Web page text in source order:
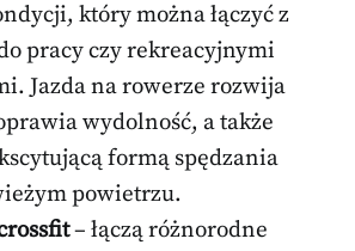
który można łączyć z
pracy czy rekreacyjnymi
Jazda na rowerze rozwija
wydolność, a także
formą spędzania
powietrzu.
– łączą różnorodne